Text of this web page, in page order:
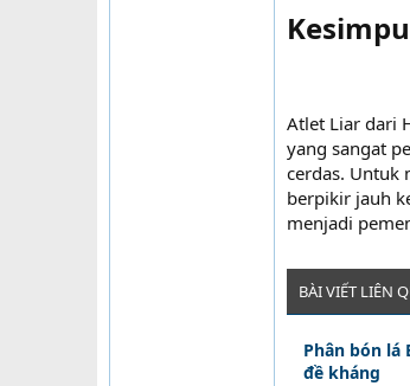
Atlet Liar dari
yang sangat
cerdas. Untuk
berpikir jauh
menjadi
BÀI VIẾT LIÊN
Phân bón lá
đề kháng